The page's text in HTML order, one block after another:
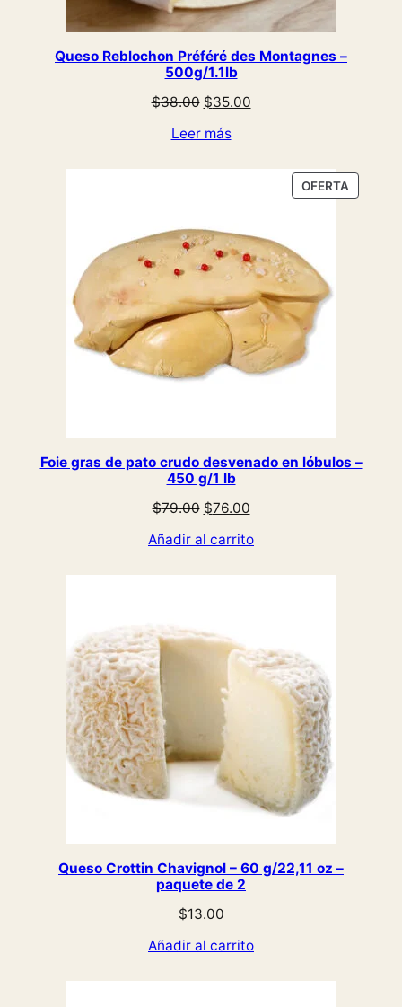
Queso Reblochon Préféré des Montagnes –
500g/1.1lb
$38.00 El
original
$35.00El
Leer más
OFERTA
EN
Foie gras de pato crudo desvenado en lóbulos –
450 g/1 lb
$79.00 El
original
$76.00El
actual
Añadir al carrito
Queso Crottin Chavignol – 60 g/22,11 oz –
paquete de 2
$13.00
Añadir al carrito